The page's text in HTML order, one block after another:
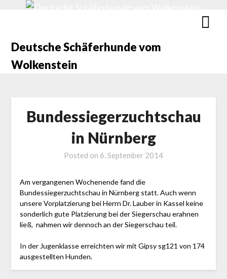
Deutsche Schäferhunde vom
Wolkenstein
Bundessiegerzuchtschau
in Nürnberg
Posted on 6. September 2014
Am vergangenen Wochenende fand die
Bundessiegerzuchtschau in Nürnberg statt. Auch wenn
unsere Vorplatzierung bei Herrn Dr. Lauber in Kassel keine
sonderlich gute Platzierung bei der Siegerschau erahnen
ließ, nahmen wir dennoch an der Siegerschau teil.
In der Jugenklasse erreichten wir mit Gipsy sg121 von 174
ausgestellten Hunden.